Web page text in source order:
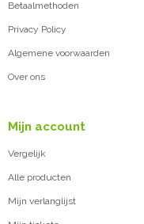
Betaalmethoden
Privacy Policy
Algemene voorwaarden
Over ons
Mijn account
Vergelijk
Alle producten
Mijn verlanglijst